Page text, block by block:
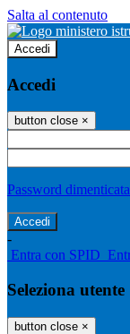
Salta al contenuto
Accedi
Accedi
button close ×
Password
-
Entra con SPID
Seleziona utente
button close ×